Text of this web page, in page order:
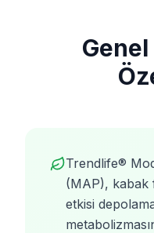
Trendlife®
(MAP), kabak
etkisi